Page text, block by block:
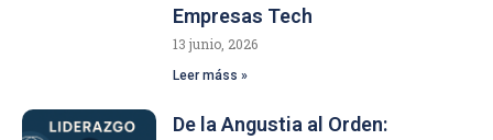
Empresas Tech
13 junio, 2026
Leer máss »
De la Angustia al Orden: